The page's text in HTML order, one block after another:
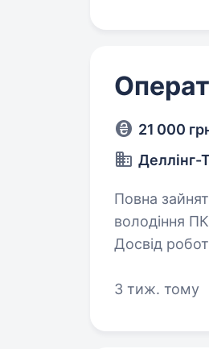
21 000
Деллінг-
Повна
володіння ПК; Вміння працювати з 1С 8.3, володіння Excel, MS
Досвід роботи з
3 тиж. тому